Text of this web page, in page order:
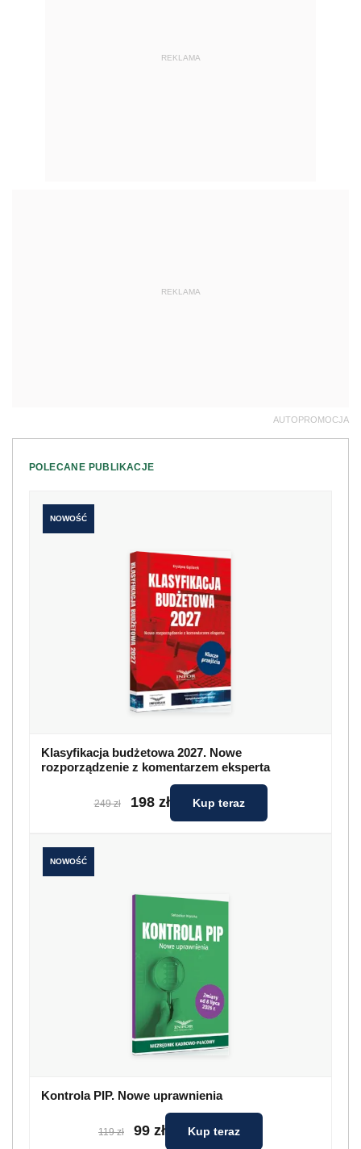
REKLAMA
REKLAMA
AUTOPROMOCJA
POLECANE PUBLIKACJE
NOWOŚĆ
Klasyfikacja budżetowa 2027. Nowe
rozporządzenie z komentarzem eksperta
249 zł 198 zł Kup teraz
NOWOŚĆ
Kontrola PIP. Nowe uprawnienia
119 zł 99 zł Kup teraz